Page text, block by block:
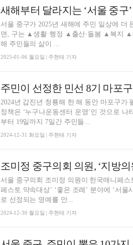
새해부터 달라지는 ‘서울 중구
서울 중구가 2025년 새해에 주민 일상에 더 든든한 정책
면, 구는 ▲생활·행정 ▲출산·돌봄 ▲복지 ▲
해 주민들의 삶이 ...
2025-01-06 월요일 | 주현태 기자
주민이 선정한 민선 8기 마포
2024년 갑진년 청룡해 한 해 동안 마포구가
정책은 ‘누구나운동센터 운영’인 것으로
부터 19일까지 7일간 주민들...
2024-12-31 화요일 | 주현태 기자
서울 중구의회 조미정 의원이 한국매니페
페스토 약속대상’ ‘좋은 조례’ 분야에 ‘서
로 선정되는 영예를 안...
2024-12-30 월요일 | 주현태 기자